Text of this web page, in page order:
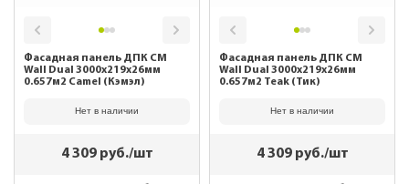
Фасадная панель ДПК CM
Wall Dual 3000х219х26мм
0.657м2 Camel (Кэмэл)
Нет в наличии
4 309руб./шт
Фасадная панель ДПК CM
Wall Dual 3000х219х26мм
0.657м2 Teak (Тик)
Нет в наличии
4 309руб./шт